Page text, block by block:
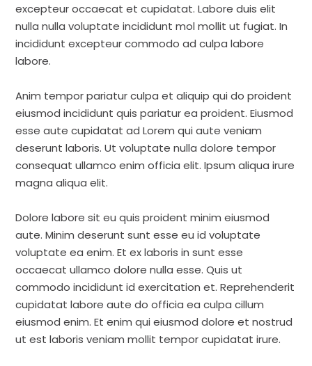
excepteur occaecat et cupidatat. Labore duis elit
nulla nulla voluptate incididunt mol mollit ut fugiat. In
incididunt excepteur commodo ad culpa labore
labore.
Anim tempor pariatur culpa et aliquip qui do proident
eiusmod incididunt quis pariatur ea proident. Eiusmod
esse aute cupidatat ad Lorem qui aute veniam
deserunt laboris. Ut voluptate nulla dolore tempor
consequat ullamco enim officia elit. Ipsum aliqua irure
magna aliqua elit.
Dolore labore sit eu quis proident minim eiusmod
aute. Minim deserunt sunt esse eu id voluptate
voluptate ea enim. Et ex laboris in sunt esse
occaecat ullamco dolore nulla esse. Quis ut
commodo incididunt id exercitation et. Reprehenderit
cupidatat labore aute do officia ea culpa cillum
eiusmod enim. Et enim qui eiusmod dolore et nostrud
ut est laboris veniam mollit tempor cupidatat irure.